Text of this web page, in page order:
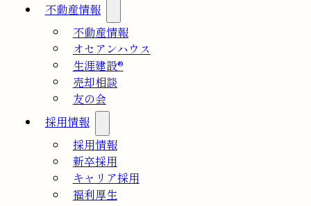
不動産情報
不動産情報
オセアンハウス
生涯建設®
売却相談
友の会
採用情報
採用情報
新卒採用
キャリア採用
福利厚生